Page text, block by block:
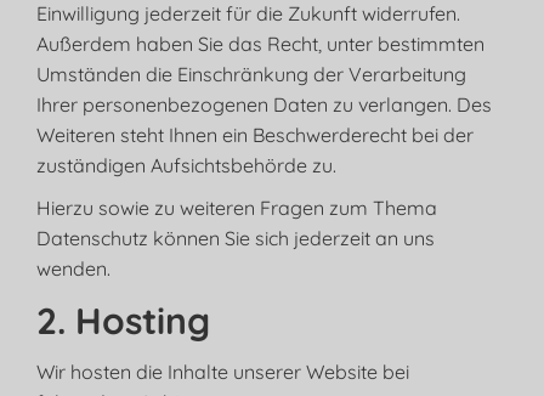
Einwilligung jederzeit für die Zukunft widerrufen.
Außerdem haben Sie das Recht, unter bestimmten
Umständen die Einschränkung der Verarbeitung
Ihrer personenbezogenen Daten zu verlangen. Des
Weiteren steht Ihnen ein Beschwerderecht bei der
zuständigen Aufsichtsbehörde zu.
Hierzu sowie zu weiteren Fragen zum Thema
Datenschutz können Sie sich jederzeit an uns
wenden.
2. Hosting
Wir hosten die Inhalte unserer Website bei